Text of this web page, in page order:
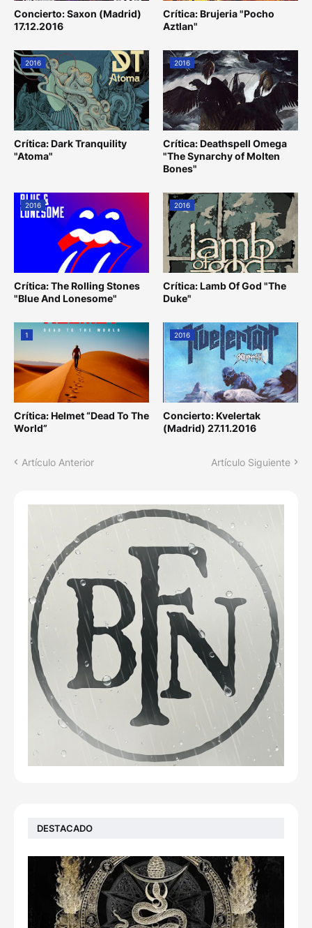
Concierto: Saxon (Madrid)
17.12.2016
Crítica: Brujeria "Pocho
Aztlan"
2016
Crítica: Dark Tranquility
"Atoma"
2016
Crítica: Deathspell Omega
"The Synarchy of Molten
Bones"
2016
Crítica: The Rolling Stones
"Blue And Lonesome"
2016
Crítica: Lamb Of God "The
Duke"
1
Crítica: Helmet “Dead To The
World”
2016
Concierto: Kvelertak
(Madrid) 27.11.2016
Artículo Anterior Artículo Siguiente
DESTACADO